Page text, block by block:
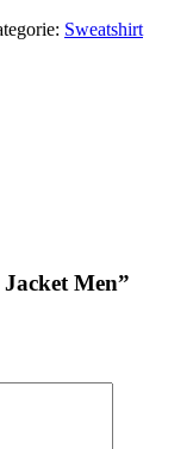
Sweatshirt
Men”